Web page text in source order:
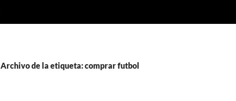
Archivo de la etiqueta: comprar futbol